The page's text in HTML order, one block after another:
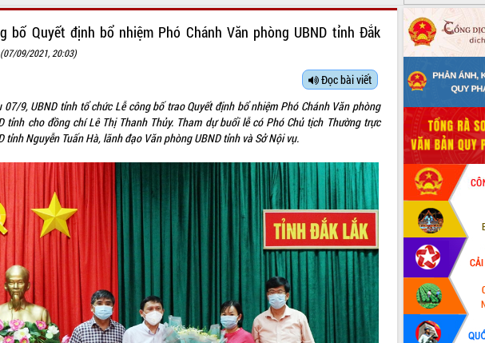
bố Quyết định bổ nhiệm Phó Chánh Văn phòng UBND tỉnh Đắk
(07/09/2021, 20:03)
Đọc bài viết
07/9, UBND tỉnh tổ chức Lễ công bố trao Quyết định bổ nhiệm Phó Chánh Văn phòng
tỉnh cho đồng chí Lê Thị Thanh Thủy. Tham dự buổi lễ có Phó Chủ tịch Thường trực
tỉnh Nguyễn Tuấn Hà, lãnh đạo Văn phòng UBND tỉnh và Sở Nội vụ.